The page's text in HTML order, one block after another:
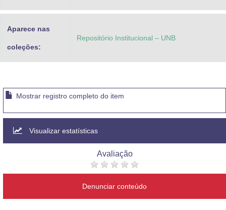
Aparece nas
coleções:
Repositório Institucional – UNB
Mostrar registro completo do item
Visualizar estatísticas
Avaliação
Denunciar conteúdo